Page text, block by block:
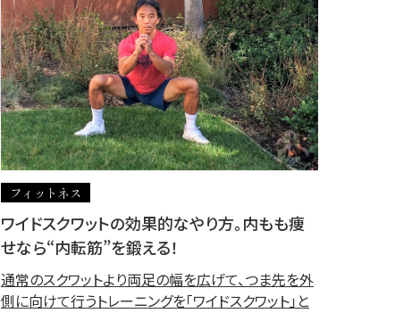
フィットネス
ワイドスクワットの効果的なやり方。内もも痩
せなら“内転筋”を鍛える！
通常のスクワットより両足の幅を広げて、つま先を外
側に向けて行うトレーニングを「ワイドスクワット」と